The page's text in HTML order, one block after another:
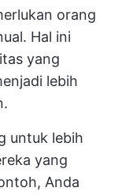
orang
Hal ini
yang
lebih
untuk lebih
yang
Anda